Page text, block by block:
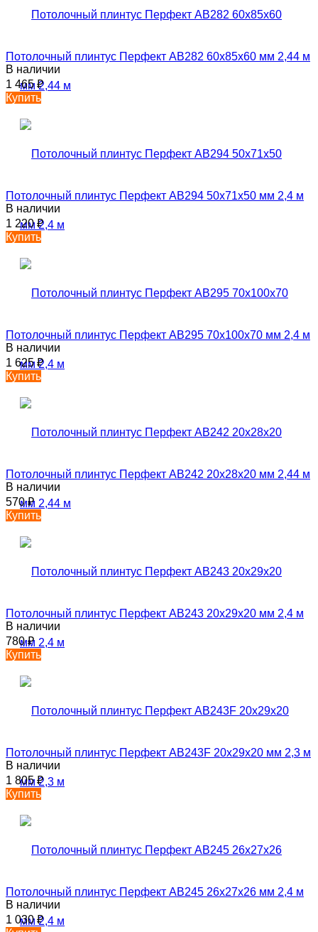
Потолочный плинтус Перфект AB282 60х85х60 мм 2,44 м
В наличии
1 465₽
Купить
Потолочный плинтус Перфект AB294 50х71х50 мм 2,4 м
В наличии
1 220₽
Купить
Потолочный плинтус Перфект AB295 70х100х70 мм 2,4 м
В наличии
1 625₽
Купить
Потолочный плинтус Перфект AB242 20х28х20 мм 2,44 м
В наличии
570₽
Купить
Потолочный плинтус Перфект AB243 20х29х20 мм 2,4 м
В наличии
780₽
Купить
Потолочный плинтус Перфект AB243F 20х29х20 мм 2,3 м
В наличии
1 805₽
Купить
Потолочный плинтус Перфект AB245 26х27х26 мм 2,4 м
В наличии
1 030₽